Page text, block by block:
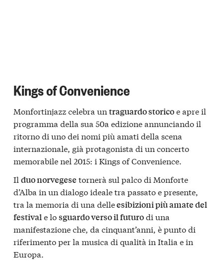
Kings of Convenience
Monfortinjazz celebra un traguardo storicoe apre il
programma della sua 50a edizione annunciando il
ritorno di uno dei nomi più amati della scena
internazionale, già protagonista di un concerto
memorabile nel 2015: i Kings of Convenience.
Il duo norvegese tornerà sul palco di Monforte
d’Alba in un dialogo ideale tra passato e presente,
tra la memoria di una delleesibizioni più amate del
festivale losguardo verso il futurodi una
manifestazione che, da cinquant’anni, è punto di
riferimento per la musica di qualità in Italia e in
Europa.